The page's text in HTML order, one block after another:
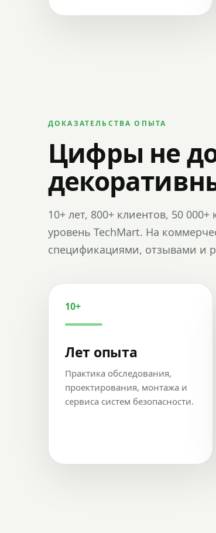
ДОКАЗАТЕЛЬСТВА ОПЫТА
Цифры не
10+ лет, 800+ клиентов, 50
уровень TechMart. На
спецификациями, отзывами и
10+
Лет опыта
Практика обследования,
проектирования, монтажа и
сервиса систем безопасности.